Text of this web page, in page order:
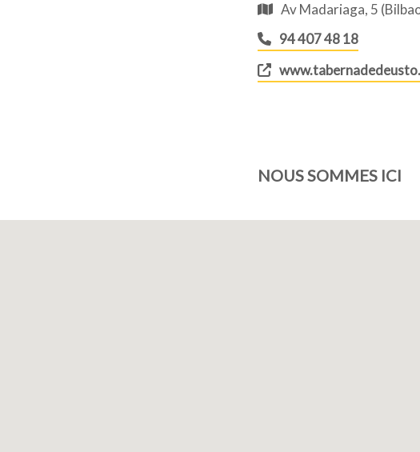
Av Madariaga, 5
94 407 48 18
NOUS SOMMES ICI